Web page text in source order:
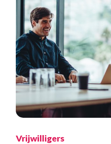
Vrijwilligers